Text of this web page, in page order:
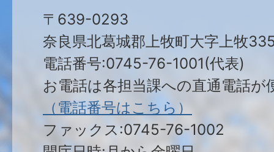
〒639-0293
奈良県北葛城郡上牧町大字上牧
電話番号:0745-76-1001(代表)
お電話は各担当課への直通電話が
（電話番号はこちら）
ファックス:0745-76-1002